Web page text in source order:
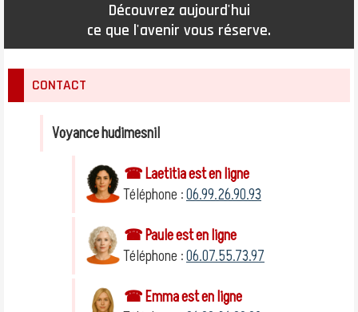
Découvrez aujourd'hui
ce que l'avenir vous réserve.
CONTACT
Voyance hudimesnil
☎ Laetitia est en ligne
Téléphone :06.99.26.90.93
☎ Paule est en ligne
Téléphone :06.07.55.73.97
☎ Emma est en ligne